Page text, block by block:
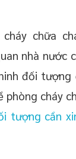
cháy chữa
nhà nước
đối tượng
phòng cháy
tượng cần